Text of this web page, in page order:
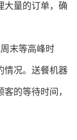
大量的订单，确
末等高峰时
情况。送餐机器
的等待时间，